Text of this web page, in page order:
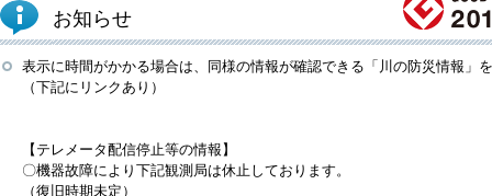
お知らせ
表示に時間がかかる場合は、同様の情報が確認できる「川の防災情報」
（下記にリンクあり）
【テレメータ配信停止等の情報】
〇機器故障により下記観測局は休止しております。
（復旧時期未定）